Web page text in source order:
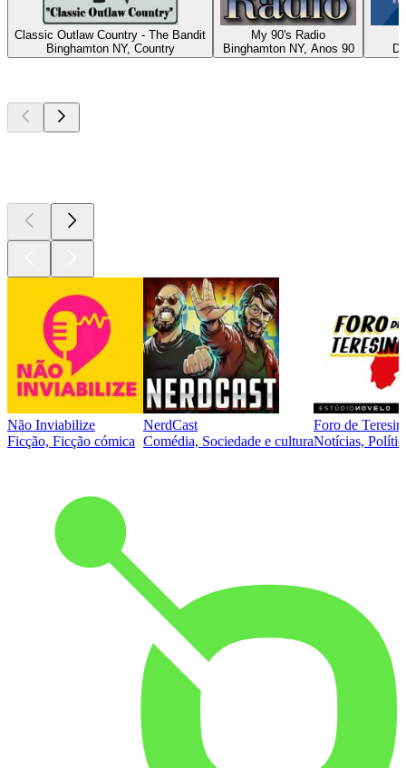
Classic Outlaw Country - The Bandit
Binghamton NY, Country
My 90's Radio
Binghamton NY, Anos 90
Não Inviabilize
Ficção, Ficção cómica
NerdCast
Comédia, Sociedade e cultura
Foro de
Notícias,